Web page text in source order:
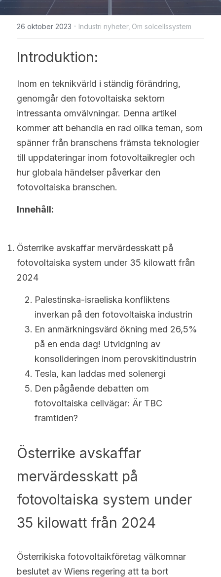
Solceller Glas-Glas
Fullt svarta Solceller
N-TOPCon Serien Solceller
Shingled Serien Solceller
Maysun Solar nyheter
Español
Português
Français
Suomi
Română
Ελληνικά
English
Français
عربي
български
Türkçe
Polski
Русский
Slovensko
WhatsApp
26 oktober 2023 · Industri nyheter, Om solcellssystem
Introduktion:
Inom en teknikvärld i ständig förändring,
genomgår den fotovoltaiska sektorn
intressanta omvälvningar. Denna artikel
kommer att behandla en rad olika teman, som
spänner från branschens främsta teknologier
till uppdateringar inom fotovoltaikregler och
hur globala händelser påverkar den
fotovoltaiska branschen.
Innehåll:
Österrike avskaffar mervärdesskatt på
fotovoltaiska system under 35 kilowatt från
2024
Palestinska-israeliska konfliktens
inverkan på den fotovoltaiska industrin
En anmärkningsvärd ökning med 26,5%
på en enda dag! Utvidgning av
konsolideringen inom perovskitindustrin
Tesla, kan laddas med solenergi
Den pågående debatten om
fotovoltaiska cellvägar: Är TBC
framtiden?
Österrike avskaffar
mervärdesskatt på
fotovoltaiska system under
35 kilowatt från 2024
Österrikiska fotovoltaikföretag välkomnar
beslutet av Wiens regering att ta bort